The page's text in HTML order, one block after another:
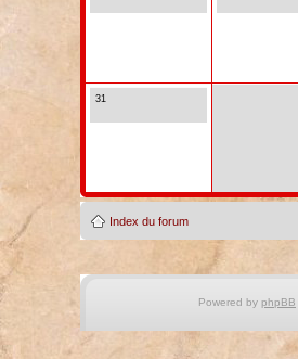
31
Index du forum
Powered by phpBB